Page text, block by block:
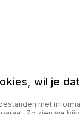
wil je
met